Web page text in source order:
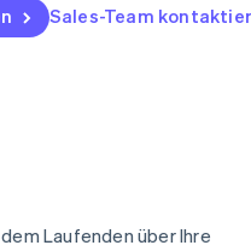
Sales-Team
Laufenden über Ihre